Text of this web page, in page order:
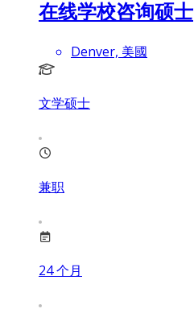
在线学校咨询硕士
Denver, 美國
文学硕士
兼职
24个月